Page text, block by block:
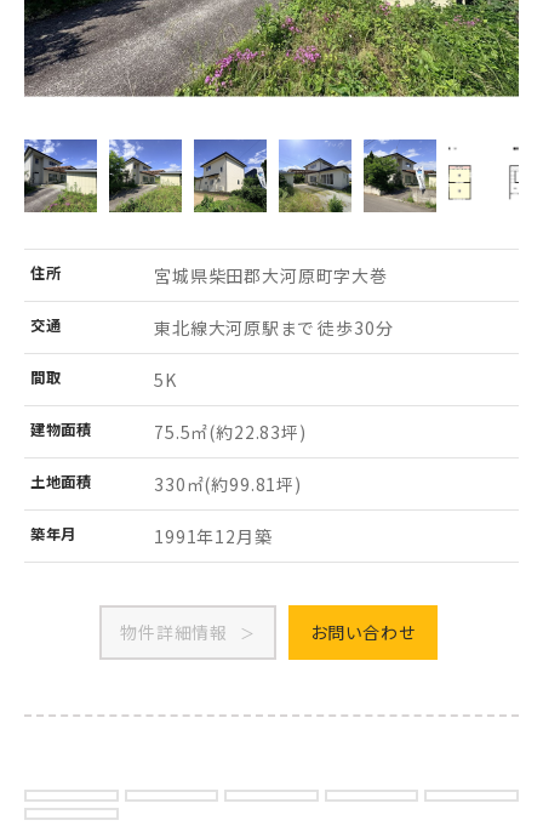
住所 宮城県柴田郡大河原町字大巻
交通 東北線大河原駅まで 徒歩30分
間取 5K
建物面積 75.5㎡(約22.83坪)
土地面積 330㎡(約99.81坪)
築年月 1991年12月築
物件詳細情報 お問い合わせ